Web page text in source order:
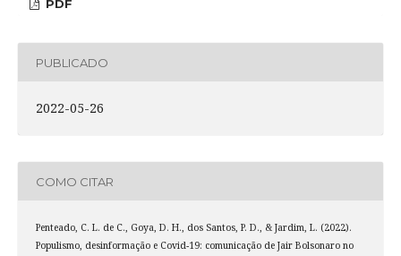
PDF
PUBLICADO
2022-05-26
COMO CITAR
Penteado, C. L. de C., Goya, D. H., dos Santos, P. D., & Jardim, L. (2022).
Populismo, desinformação e Covid-19: comunicação de Jair Bolsonaro no